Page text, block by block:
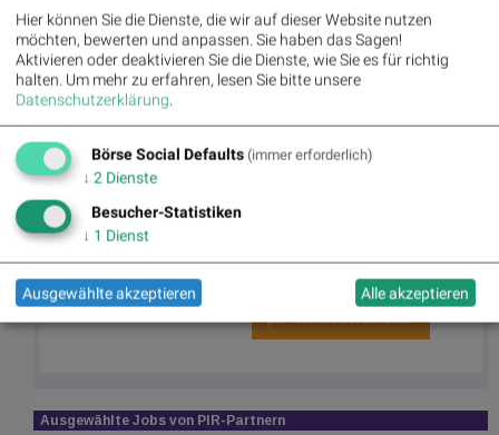
Petzwinkler
Börse Social Network/Magazine
Die Useletter "Morning Xpresso" und
"Evening Xtrakt" heben sich deutlich
von den gängigen Newslettern ab.
Beispiele ansehen bzw. kostenfrei
anmelden. Wichtige Börse-Infos
per Newsletter erhalten
Ausgewählte Jobs von PIR-Partnern
Hier können Sie die Dienste, die wir auf dieser Website nutzen
möchten, bewerten und anpassen. Sie haben das Sagen!
Aktivieren oder deaktivieren Sie die Dienste, wie Sie es für richtig
halten. Um mehr zu erfahren, lesen Sie bitte unsere
Datenschutzerklärung.
Börse Social Defaults (immer erforderlich)
↓ 2 Dienste
Besucher-Statistiken
↓ 1 Dienst
Ausgewählte akzeptieren Alle akzeptieren